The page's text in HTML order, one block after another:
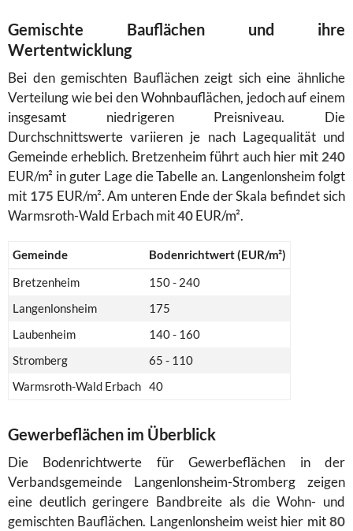
Gemischte Bauflächen und ihre
Wertentwicklung
Bei den gemischten Bauflächen zeigt sich eine ähnliche
Verteilung wie bei den Wohnbauflächen, jedoch auf einem
insgesamt niedrigeren Preisniveau. Die
Durchschnittswerte variieren je nach Lagequalität und
Gemeinde erheblich. Bretzenheim führt auch hier mit 240
EUR/m² in guter Lage die Tabelle an. Langenlonsheim folgt
mit 175 EUR/m². Am unteren Ende der Skala befindet sich
Warmsroth-Wald Erbach mit40EUR/m².
Gemeinde
Bodenrichtwert (EUR/m²)
Bretzenheim
150 - 240
Langenlonsheim
175
Laubenheim
140 - 160
Stromberg
65 - 110
Warmsroth-Wald Erbach 40
Gewerbeflächen im Überblick
Die Bodenrichtwerte für Gewerbeflächen in der
Verbandsgemeinde Langenlonsheim-Stromberg zeigen
eine deutlich geringere Bandbreite als die Wohn- und
gemischten Bauflächen. Langenlonsheim weist hier mit80